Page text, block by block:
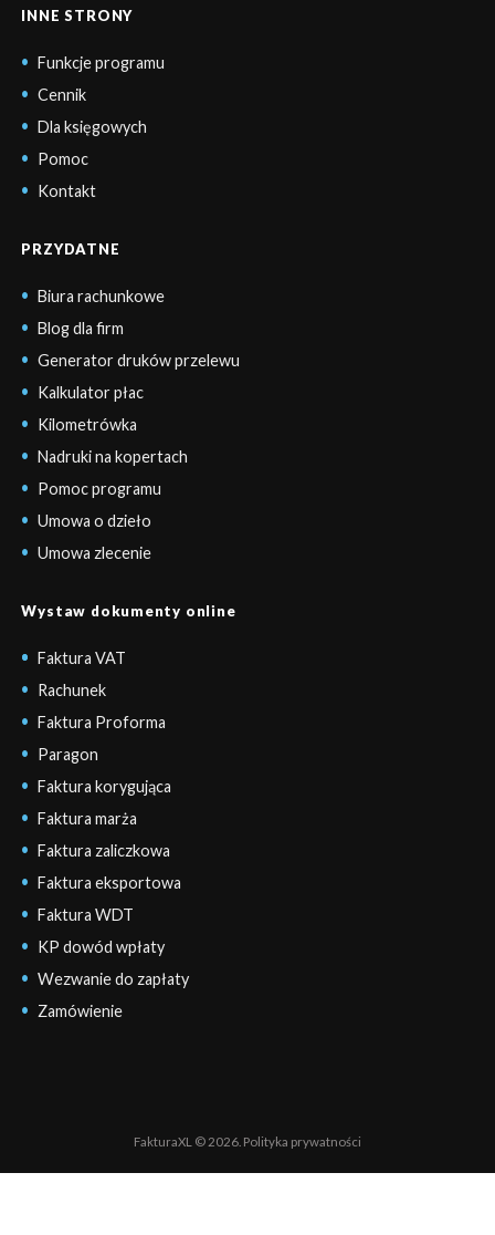
INNE STRONY
Funkcje programu
Cennik
Dla księgowych
Pomoc
Kontakt
PRZYDATNE
Biura rachunkowe
Blog dla firm
Generator druków przelewu
Kalkulator płac
Kilometrówka
Nadruki na kopertach
Pomoc programu
Umowa o dzieło
Umowa zlecenie
Wystaw dokumenty online
Faktura VAT
Rachunek
Faktura Proforma
Paragon
Faktura korygująca
Faktura marża
Faktura zaliczkowa
Faktura eksportowa
Faktura WDT
KP dowód wpłaty
Wezwanie do zapłaty
Zamówienie
FakturaXL © 2026. Polityka prywatności